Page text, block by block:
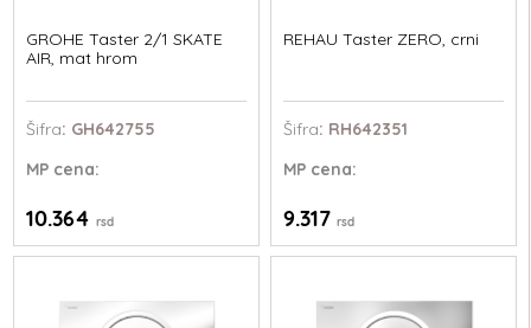
GROHE Taster 2/1 SKATE
AIR, mat hrom
Šifra: GH642755
MP cena:
10.364rsd
REHAU Taster ZERO, crni
Šifra: RH642351
MPcena:
9.317 rsd